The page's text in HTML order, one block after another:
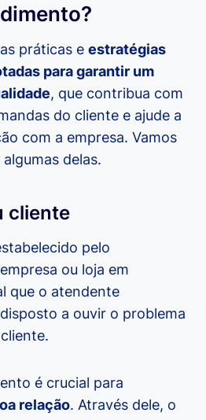
práticas e estratégias
para garantir um
, que contribua com
do cliente e ajude a
com a empresa. Vamos
delas.
cliente
pelo
ou loja em
que o atendente
a ouvir o problema
é crucial para
relação. Através dele, o